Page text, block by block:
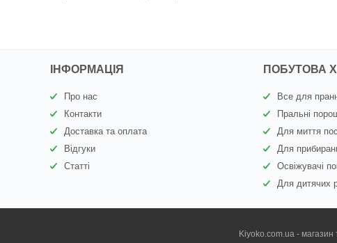
ІНФОРМАЦІЯ
Про нас
Контакти
Доставка та оплата
Відгуки
Статті
ПОБУТОВА
Все для
Пральні
Для миття
Для
Освіжувачі
Для дитячих